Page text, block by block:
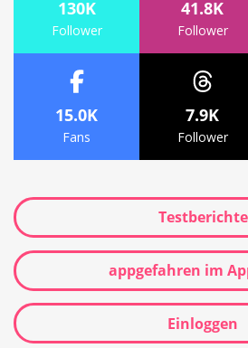
130K
Follower
41.8K
Follower
15.0K
Fans
7.9K
Follower
Testberichte
appgefahren im
Einloggen